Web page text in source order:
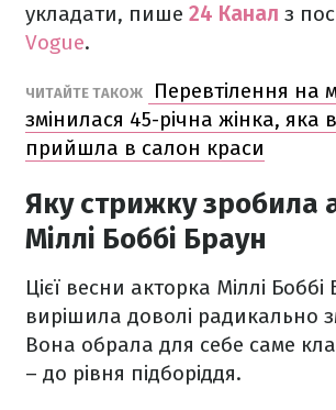
укладати, пише 24 Канал з
Vogue.
ЧИТАЙТЕ ТАКОЖ
Перевтілення на
змінилася 45-річна жінка, яка
прийшла в салон краси
Яку стрижку зробила
Міллі Боббі Браун
Цієї весни акторка Міллі Боббі
вирішила доволі радикально
Вона обрала для себе саме
– до рівня підборіддя.